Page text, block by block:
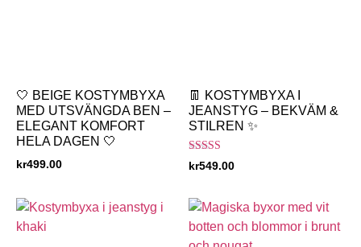
🤍 BEIGE KOSTYMBYXA
MED UTSVÄNGDA BEN –
ELEGANT KOMFORT
HELA DAGEN 🤍
kr499.00
👖 KOSTYMBYXA I
JEANSTYG – BEKVÄM &
STILREN ✨
Betygsatt
5.00
kr549.00